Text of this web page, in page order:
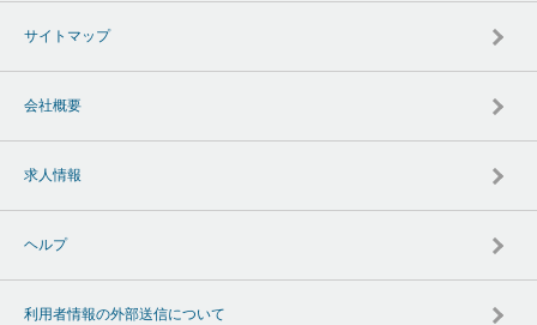
サイトマップ
会社概要
求人情報
ヘルプ
利用者情報の外部送信について